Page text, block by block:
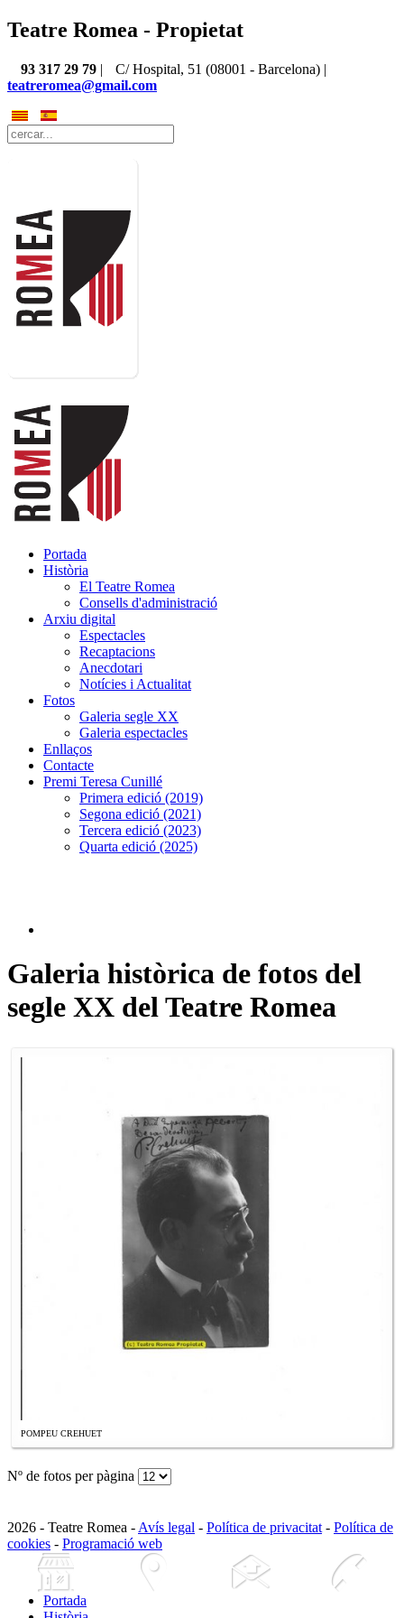
Teatre Romea - Propietat
93 317 29 79 |
C/ Hospital, 51 (08001 - Barcelona) |
teatreromea@gmail.com
Portada
Història
El Teatre Romea
Consells d'administració
Arxiu digital
Espectacles
Recaptacions
Anecdotari
Notícies i Actualitat
Fotos
Galeria segle XX
Galeria espectacles
Enllaços
Contacte
Premi Teresa Cunillé
Primera edició (2019)
Segona edició (2021)
Tercera edició (2023)
Quarta edició (2025)
Galeria històrica de fotos del
segle XX del Teatre Romea
POMPEU CREHUET
Nº de fotos per pàgina
2026 - Teatre Romea - Avís legal - Política de privacitat - Política de
cookies - Programació web
Portada